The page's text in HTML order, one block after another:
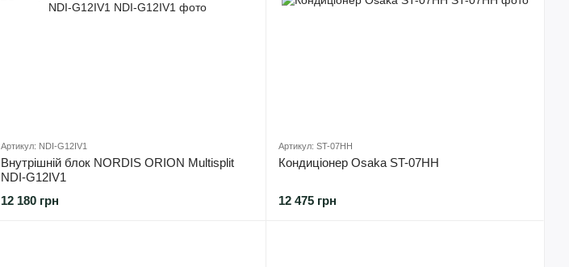
Артикул: NDI-G12IV1
Внутрішній блок NORDIS ORION Multisplit
NDI-G12IV1
12 180 грн
Артикул: ST-07HH
Кондиціонер Osaka ST-07HH
12 475 грн